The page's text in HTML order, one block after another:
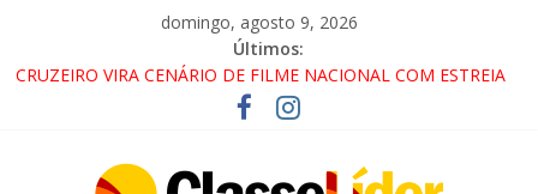
domingo, agosto 9, 2026
Últimos:
CRUZEIRO VIRA CENÁRIO DE FILME NACIONAL COM ESTREIA
PROMOTOR DO GAECO